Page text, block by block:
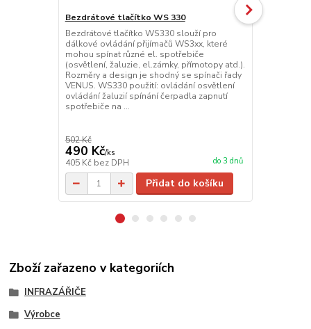
Bezdrátové tlačítko WS 330
Bezdrátové tlačítko WS330 slouží pro
dálkové ovládání přijímačů WS3xx, které
mohou spínat různé el. spotřebiče
(osvětlení, žaluzie, el.zámky, přímotopy atd.).
Rozměry a design je shodný se spínači řady
VENUS. WS330 použití: ovládání osvětlení
ovládání žaluzií spínání čerpadla zapnutí
spotřebiče na ...
502 Kč
490 Kč/ks
405 Kč bez DPH do 3 dnů
Přidat do košíku
Zboží zařazeno v kategoriích
INFRAZÁŘIČE
Výrobce